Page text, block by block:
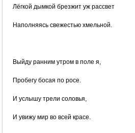
Лёгкой дымкой брезжит уж рассвет
Наполняясь свежестью хмельной.
Выйду ранним утром в поле я,
Пробегу босая по росе.
И услышу трели соловья,
И увижу мир во всей красе.